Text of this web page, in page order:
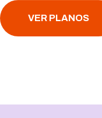
VER PLANOS